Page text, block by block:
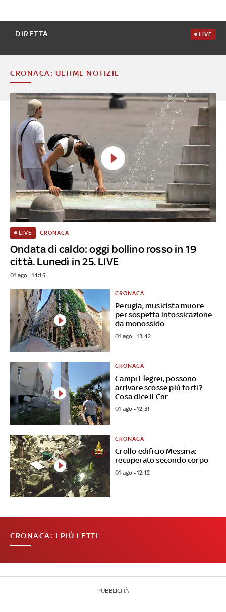
DIRETTA LIVE
CRONACA: ULTIME NOTIZIE
Ondata di caldo: oggi bollino rosso in 19
città. Lunedì in 25. LIVE
LIVE CRONACA
01 ago - 14:15
Perugia, musicista muore
per sospetta intossicazione
da monossido
CRONACA
01 ago - 13:42
Campi Flegrei, possono
arrivare scosse più forti?
Cosa dice il Cnr
CRONACA
01 ago - 12:31
Crollo edificio Messina:
recuperato secondo corpo
CRONACA
01 ago - 12:12
CRONACA: I PIÙ LETTI
PUBBLICITÀ